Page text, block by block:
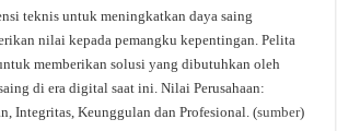
teknis untuk meningkatkan daya saing
nilai kepada pemangku kepentingan. Pelita
memberikan solusi yang dibutuhkan oleh
di era digital saat ini. Nilai Perusahaan:
Integritas, Keunggulan dan Profesional. (sumber)